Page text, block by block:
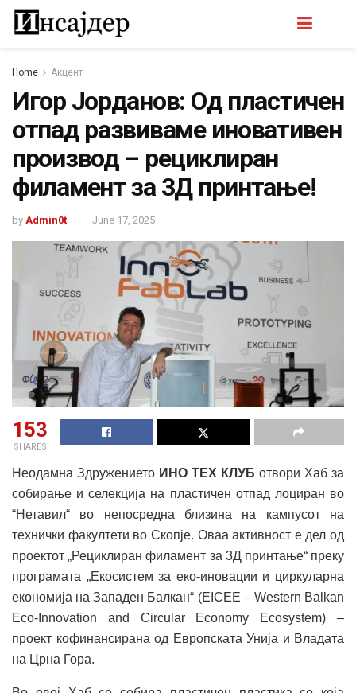
Home Акцент
Игор Јорданов: Од пластичен
отпад развиваме иновативен
производ – рециклиран
филамент за 3Д принтање!
by Admin0t June 17, 2025
153
SHARES
Неодамна Здружението ИНО ТЕХ КЛУБ отвори Хаб за
собирање и селекција на пластичен отпад лоциран во
“Нетавил“ во непосредна близина на кампусот на
технички факултети во Скопје. Оваа активност е дел од
проектот „Рециклиран филамент за 3Д принтање“ преку
програмата „Екосистем за еко-иновации и циркуларна
економија на Западен Балкан“ (EICEE – Western Balkan
Eco-Innovation and Circular Economy Ecosystem) –
проект кофинансирана од Европската Унија и Владата
на Црна Гора.